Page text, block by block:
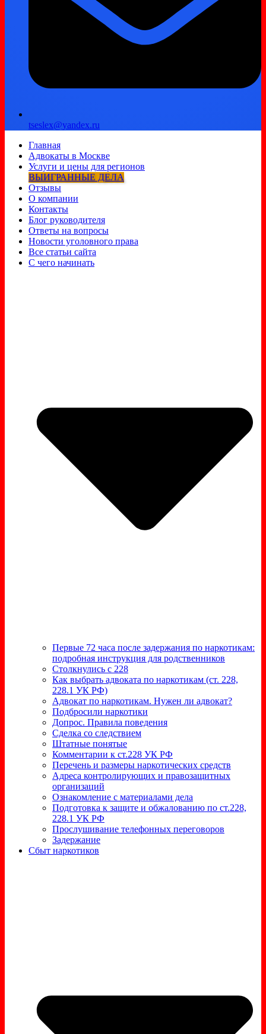
tseslex@yandex.ru
Главная
Адвокаты в Москве
Услуги и цены для регионов
ВЫИГРАННЫЕ ДЕЛА
Отзывы
О компании
Контакты
Блог руководителя
Ответы на вопросы
Новости уголовного права
Все статьи сайта
С чего начинать
Первые 72 часа после задержания по наркотикам:
подробная инструкция для родственников
Столкнулись с 228
Как выбрать адвоката по наркотикам (ст. 228,
228.1 УК РФ)
Адвокат по наркотикам. Нужен ли адвокат?
Подбросили наркотики
Допрос. Правила поведения
Сделка со следствием
Штатные понятые
Комментарии к ст.228 УК РФ
Перечень и размеры наркотических средств
Адреса контролирующих и правозащитных
организаций
Ознакомление с материалами дела
Подготовка к защите и обжалованию по ст.228,
228.1 УК РФ
Прослушивание телефонных переговоров
Задержание
Сбыт наркотиков